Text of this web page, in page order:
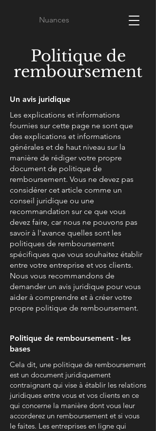
Nuances
Politique de
remboursement
Un avis juridique
Les explications et informations
fournies sur cette page ne sont que
des explications et informations
générales et de haut niveau sur la
manière de rédiger votre propre
document de politique de
remboursement. Vous ne devez pas
considérer cet article comme un
conseil juridique ou une
recommandation sur ce que vous
devez faire, car nous ne pouvons pas
savoir à l'avance quelles sont les
politiques de remboursement
spécifiques que vous souhaitez établir
entre votre entreprise et vos clients.
Nous vous recommandons de
demander un avis juridique pour vous
aider à comprendre et à créer votre
propre politique de remboursement.
Politique de remboursement - les
bases
Cela dit, une politique de remboursement
est un document juridiquement
contraignant qui vise à établir les relations
juridiques entre vous et vos clients en ce
qui concerne la manière dont vous leur
accorderez un remboursement et si vous
le faites. Les entreprises en ligne qui